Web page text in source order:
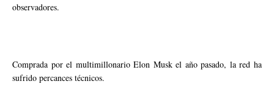
observadores.
Comprada por el multimillonario Elon Musk el año pasado, la red ha
sufrido percances técnicos.